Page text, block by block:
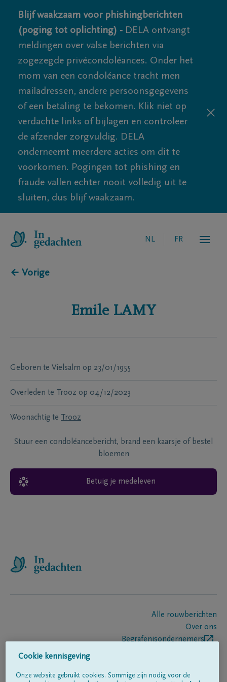
Blijf waakzaam voor phishingberichten
(poging tot oplichting) - DELA ontvangt
meldingen over valse berichten via
zogezegde privécondoléances. Onder het
mom van een condoléance tracht men
mailadressen, andere persoonsgegevens
of een betaling te bekomen. Klik niet op
verdachte links of bijlagen en controleer
de afzender zorgvuldig. DELA
onderneemt meerdere acties om dit te
voorkomen. Pogingen tot phishing en
fraude vallen echter nooit volledig uit te
sluiten, dus blijf waakzaam.
NL FR
← Vorige
Emile LAMY
Geboren te Vielsalm op 23/01/1955
Overleden te Trooz op 04/12/2023
Woonachtig te Trooz
Stuur een condoléancebericht, brand een kaarsje of bestel
bloemen
Betuig je medeleven
Alle rouwberichten
Over ons
Begrafenisondernemers
Cookie kennisgeving
Onze website gebruikt cookies. Sommige zijn nodig voor de